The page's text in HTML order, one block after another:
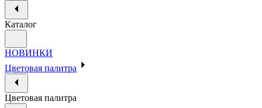
Каталог
НОВИНКИ
Цветовая палитра
Цветовая палитра